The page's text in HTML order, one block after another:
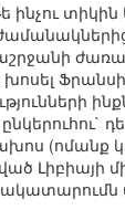
ինչու
խոսել
(ոմանք
Լիբիայի